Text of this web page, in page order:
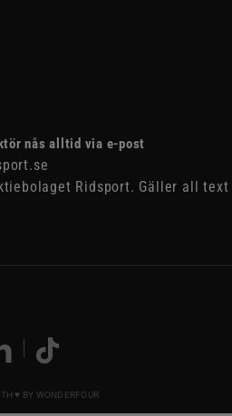
nås alltid via e-post
Ridsport. Gäller all text
♥ BY WONDERFOUR